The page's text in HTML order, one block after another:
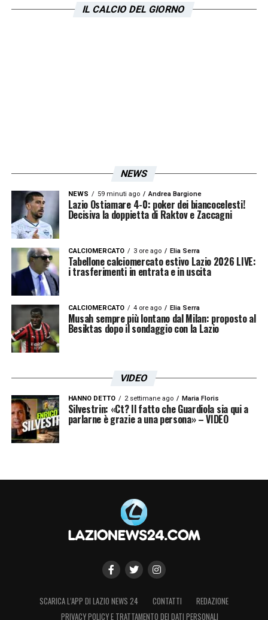
ha blindato il suo gioiello con un contratto da
IL CALCIO DEL GIORNO
NEWS
NEWS 59 minuti ago Andrea Bargione
Lazio Ostiamare 4-0: poker dei biancocelesti!
Decisiva la doppietta di Raktov e Zaccagni
CALCIOMERCATO 3 ore ago Elia Serra
Tabellone calciomercato estivo Lazio 2026 LIVE:
i trasferimenti in entrata e in uscita
CALCIOMERCATO 4 ore ago Elia Serra
Musah sempre più lontano dal Milan: proposto al
Besiktas dopo il sondaggio con la Lazio
VIDEO
HANNO DETTO 2 settimane ago Maria Floris
Silvestrin: «Ct? Il fatto che Guardiola sia qui a
parlarne è grazie a una persona» – VIDEO
SCARICA L’APP DI LAZIO NEWS 24 CONTATTI
REDAZIONE
PRIVACY POLICY E TRATTAMENTO DEI DATI PERSONALI